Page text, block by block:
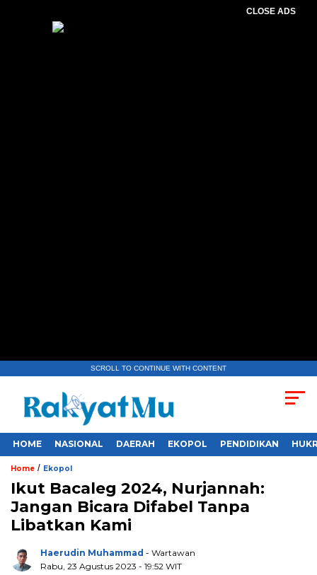
CLOSE ADS
SCROLL TO CONTINUE WITH CONTENT
HOME NASIONAL DAERAH EKOPOL PENDIDIKAN
Home / Ekopol
Ikut Bacaleg 2024, Nurjannah:
Jangan Bicara Difabel Tanpa
Libatkan Kami
Haerudin Muhammad - Wartawan
Rabu, 23 Agustus 2023 - 19:52 WIT